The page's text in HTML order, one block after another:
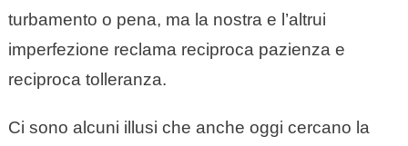
turbamento o pena, ma la nostra e l’altrui
imperfezione reclama reciproca pazienza e
reciproca tolleranza.
Ci sono alcuni illusi che anche oggi cercano la